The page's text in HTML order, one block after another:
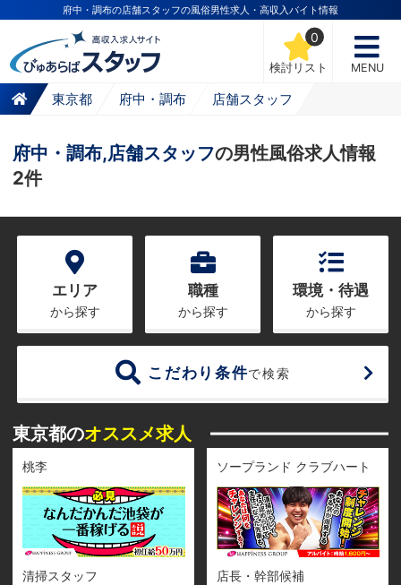
府中・調布の店舗スタッフの風俗男性求人・高収入バイト情報
検討リスト
0
MENU
東京都 府中・調布 店舗スタッフ
府中・調布,店舗スタッフの男性風俗求人情報
2件
エリア
から探す
職種
から探す
環境・待遇
から探す
こだわり条件で検索
東京都のオススメ求人
桃李
清掃スタッフ
ソープランド クラブハート
店長・幹部候補